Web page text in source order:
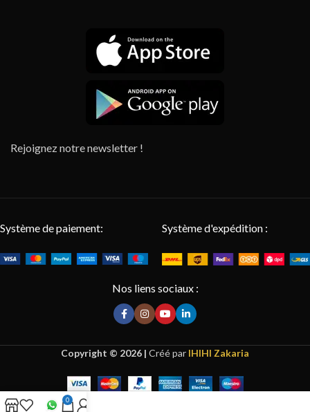
Rejoignez notre newsletter !
Système de paiement: Système d'expédition :
Nos liens sociaux :
Copyright © 2026 | Créé par IHIHI Zakaria
0